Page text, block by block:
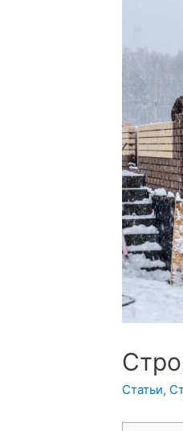
Статьи,